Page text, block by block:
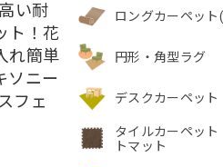
ロングカーペッ
円形・角型ラグ
デスクカーペット
タイルカーペット
トマット
い耐
ト！花
れ簡単
ソニー
フェ